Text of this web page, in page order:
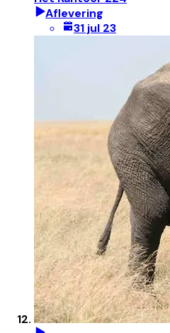
Aflevering
31 jul 23